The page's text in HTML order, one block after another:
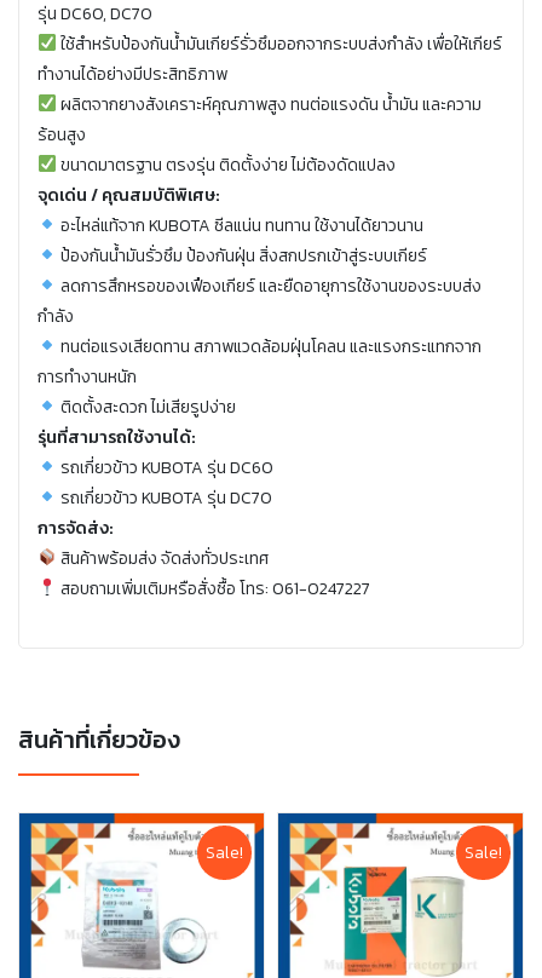
รุ่น DC60, DC70
ใช้สำหรับป้องกันน้ำมันเกียร์รั่วซึมออกจากระบบส่งกำลัง เพื่อให้เกียร์
ทำงานได้อย่างมีประสิทธิภาพ
ผลิตจากยางสังเคราะห์คุณภาพสูง ทนต่อแรงดัน น้ำมัน และความ
ร้อนสูง
ขนาดมาตรฐาน ตรงรุ่น ติดตั้งง่าย ไม่ต้องดัดแปลง
จุดเด่น / คุณสมบัติพิเศษ:
อะไหล่แท้จาก KUBOTA ซีลแน่น ทนทาน ใช้งานได้ยาวนาน
ป้องกันน้ำมันรั่วซึม ป้องกันฝุ่น สิ่งสกปรกเข้าสู่ระบบเกียร์
ลดการสึกหรอของเฟืองเกียร์ และยืดอายุการใช้งานของระบบส่ง
กำลัง
ทนต่อแรงเสียดทาน สภาพแวดล้อมฝุ่นโคลน และแรงกระแทกจาก
การทำงานหนัก
ติดตั้งสะดวก ไม่เสียรูปง่าย
รุ่นที่สามารถใช้งานได้:
รถเกี่ยวข้าว KUBOTA รุ่น DC60
รถเกี่ยวข้าว KUBOTA รุ่น DC70
การจัดส่ง:
สินค้าพร้อมส่ง จัดส่งทั่วประเทศ
สอบถามเพิ่มเติมหรือสั่งซื้อ โทร: 061-0247227
สินค้าที่เกี่ยวข้อง
Sale! Sale!